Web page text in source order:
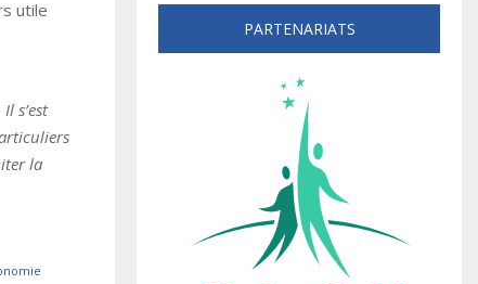
utile
s’est
la
PARTENARIATS